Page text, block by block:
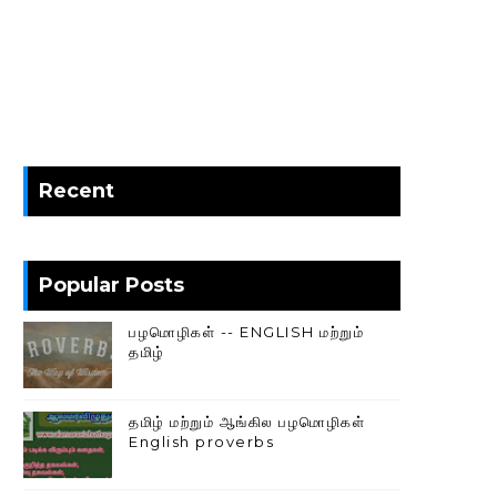
Recent
Popular Posts
பழமொழிகள் -- ENGLISH மற்றும்
தமிழ்
தமிழ் மற்றும் ஆங்கில பழமொழிகள்
English proverbs